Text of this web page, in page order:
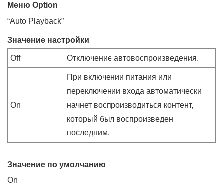
Меню Option
“Auto Playback”
Значение настройки
Off Отключение автовоспроизведения.
On
При включении питания или
переключении входа автоматически
начнет воспроизводиться контент,
который был воспроизведен
последним.
Значение по умолчанию
On